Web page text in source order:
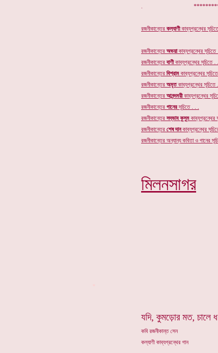
যদি, কুমড়োর মত, চালে
কবি রজনীকান্ত সেন
কল্যাণী কাব্যগ্রন্থের গান
.
রজনীকান্তের কল্যাণীকাব্যগ্রন্থের
রজনীকান্তের অভয়াকাব্যগ্রন্থের
রজনীকান্তের বাণীকাব্যগ্রন্থের সূচিতে .
রজনীকান্তের বিশ্রাম কাব্যগ্রন্থের
রজনীকান্তের অমৃতকাব্যগ্রন্থের সূচিতে
রজনীকান্তের আনন্দময়ীকাব্যগ্রন্থের
রজনীকান্তের গানেরসূচিতে . . .
রজনীকান্তের সদ্ভাব কুসুম কাব্যগ্রন্থের
রজনীকান্তের শেষ দানকাব্যগ্রন্থের
রজনীকান্তের অন্যান্য কবিতা ও গানের
মিলনসাগর